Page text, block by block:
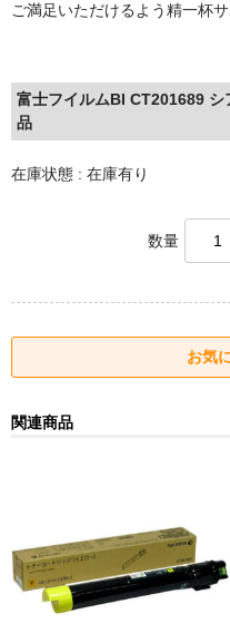
ご満足いただけるよう精一杯
富士フイルムBI CT201689
品
在庫状態 : 在庫有り
数量
関連商品